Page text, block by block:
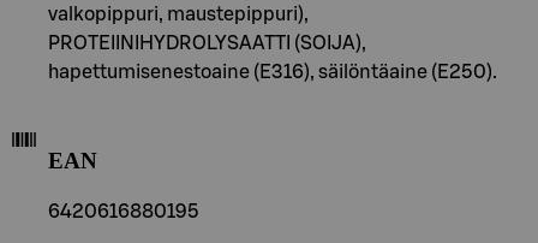
valkopippuri, maustepippuri),
PROTEIINIHYDROLYSAATTI (SOIJA),
hapettumisenestoaine (E316), säilöntäaine (E250).
EAN
6420616880195